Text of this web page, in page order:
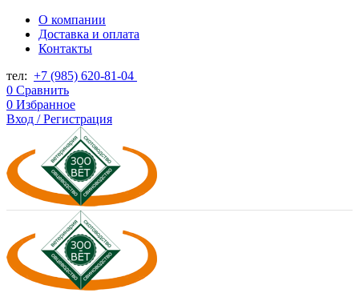
О компании
Доставка и оплата
Контакты
тел: +7 (985) 620-81-04
0 Сравнить
0 Избранное
Вход / Регистрация